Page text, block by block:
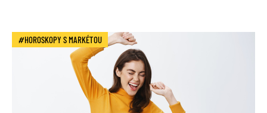
HOROSKOPY S MARKÉTOU